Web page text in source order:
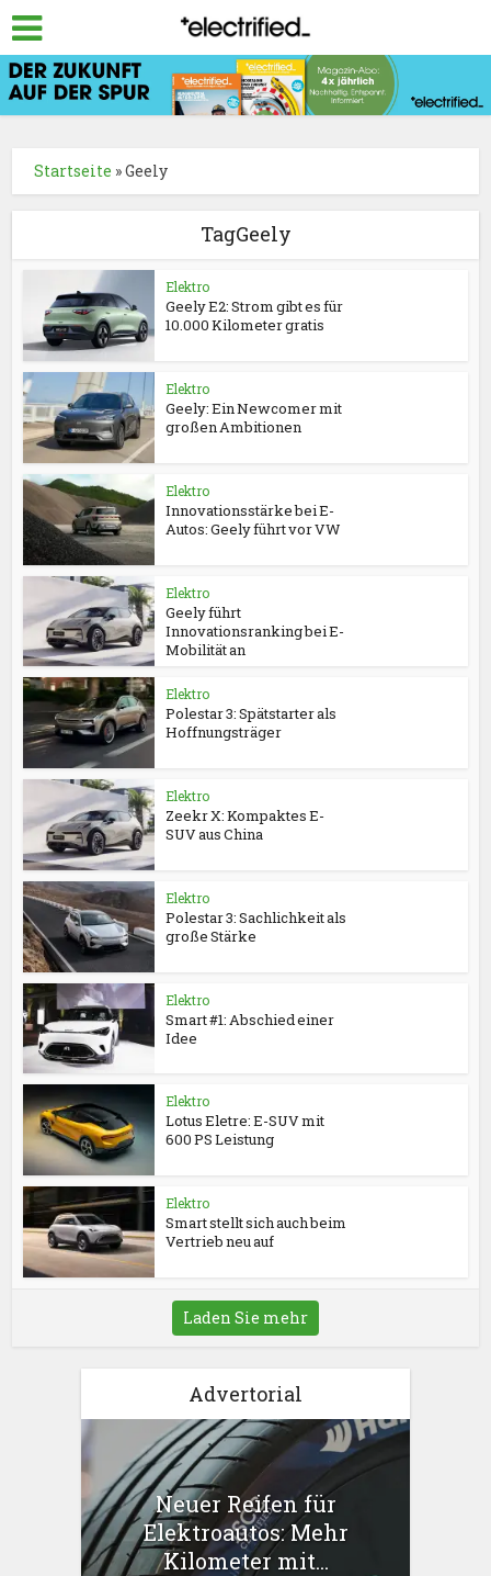
Startseite »Geely
TagGeely
Elektro
Geely E2: Strom gibt es für
10.000 Kilometer gratis
Elektro
Geely: Ein Newcomer mit
großen Ambitionen
Elektro
Innovationsstärke bei E-
Autos: Geely führt vor VW
Elektro
Geely führt
Innovationsranking bei E-
Mobilität an
Elektro
Polestar 3: Spätstarter als
Hoffnungsträger
Elektro
Zeekr X: Kompaktes E-
SUV aus China
Elektro
Polestar 3: Sachlichkeit als
große Stärke
Elektro
Smart #1: Abschied einer
Idee
Elektro
Lotus Eletre: E-SUV mit
600 PS Leistung
Elektro
Smart stellt sich auch beim
Vertrieb neu auf
Laden Sie mehr
Advertorial
Neuer Reifen für
Elektroautos: Mehr
Kilometer mit...